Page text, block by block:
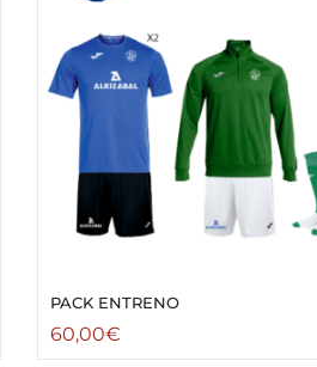
PACK ENTRENO
60,00€